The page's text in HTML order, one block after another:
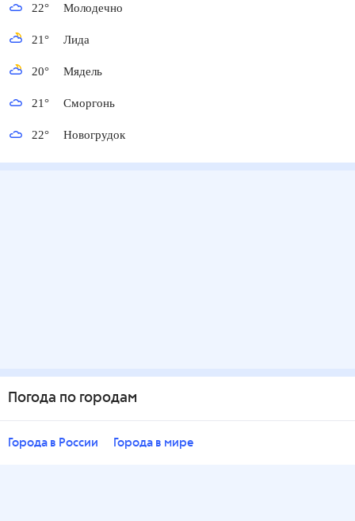
22° Молодечно
21° Лида
20° Мядель
21° Сморгонь
22° Новогрудок
Погода по городам
Города в России Города в мире